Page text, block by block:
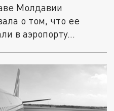
Молдавии
о том, что ее
в аэропорту...